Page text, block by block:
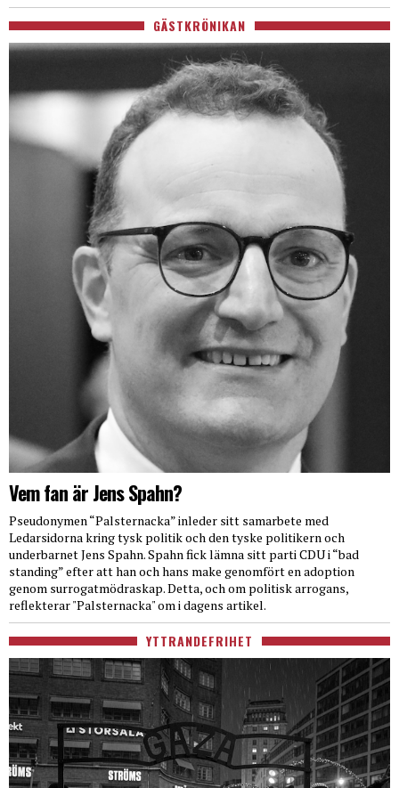
GÄSTKRÖNIKAN
Vem fan är Jens Spahn?
Pseudonymen “Palsternacka” inleder sitt samarbete med
Ledarsidorna kring tysk politik och den tyske politikern och
underbarnet Jens Spahn. Spahn fick lämna sitt parti CDU i “bad
standing” efter att han och hans make genomfört en adoption
genom surrogatmödraskap. Detta, och om politisk arrogans,
reflekterar "Palsternacka" om i dagens artikel.
YTTRANDEFRIHET